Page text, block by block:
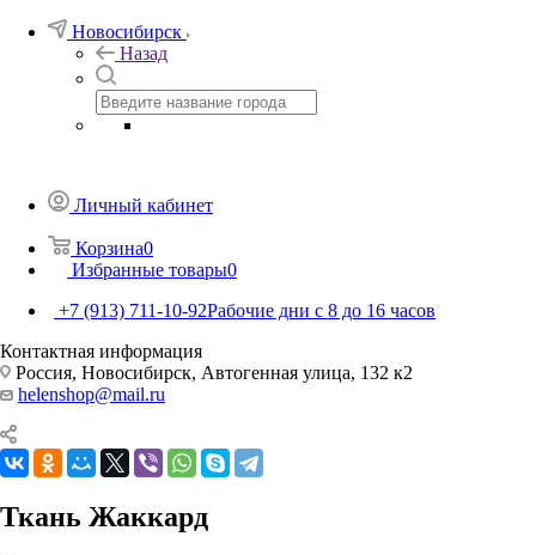
Новосибирск
Назад
Личный кабинет
Корзина0
Избранные товары0
+7 (913) 711-10-92Рабочие дни с 8 до 16 часов
Контактная информация
Россия, Новосибирск, Автогенная улица, 132 к2
helenshop@mail.ru
Ткань Жаккард